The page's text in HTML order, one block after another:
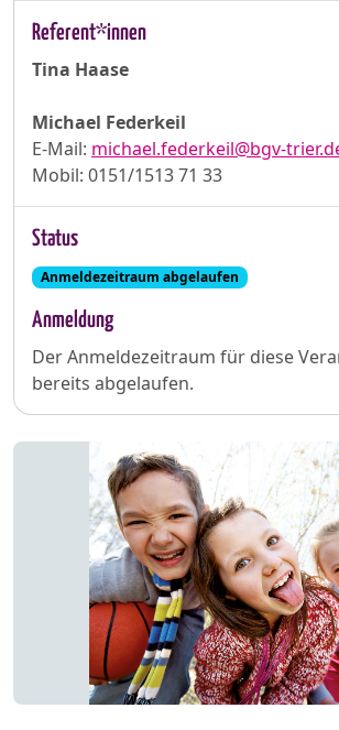
Referent*innen
Tina Haase
Michael Federkeil
E-Mail: michael.federkeil@bgv-
Mobil: 0151/1513 71 33
Status
Anmeldezeitraum abgelaufen
Anmeldung
Der Anmeldezeitraum für diese
bereits abgelaufen.